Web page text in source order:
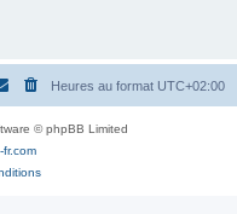
e
Heures au format UTC+02:00
© phpBB Limited